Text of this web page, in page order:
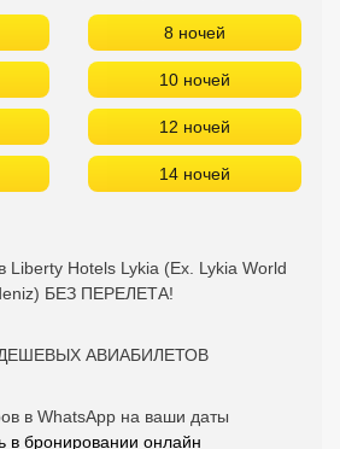
8 ночей
10 ночей
12 ночей
14 ночей
Hotels Lykia (Ex. Lykia World
БЕЗ ПЕРЕЛЕТА!
АВИАБИЛЕТОВ
в WhatsApp на ваши даты
в бронировании онлайн